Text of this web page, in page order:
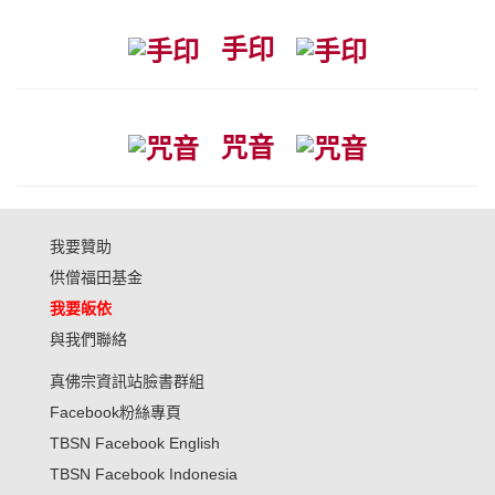
手印
咒音
我要贊助
供僧福田基金
我要皈依
與我們聯絡
真佛宗資訊站臉書群組
Facebook粉絲專頁
TBSN Facebook English
TBSN Facebook Indonesia